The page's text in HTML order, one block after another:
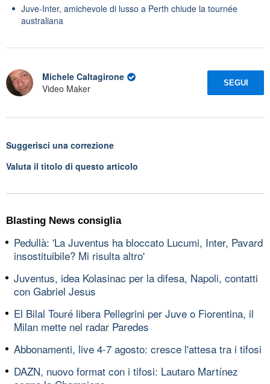
Juve-Inter, amichevole di lusso a Perth chiude la tournée
australiana
Michele Caltagirone
Video Maker
SEGUI
Suggerisci una correzione
Valuta il titolo di questo articolo
Blasting News consiglia
Pedullà: 'La Juventus ha bloccato Lucumi, Inter, Pavard
insostituibile? Mi risulta altro'
Juventus, idea Kolasinac per la difesa, Napoli, contatti
con Gabriel Jesus
El Bilal Touré libera Pellegrini per Juve o Fiorentina, il
Milan mette nel radar Paredes
Abbonamenti, live 4-7 agosto: cresce l'attesa tra i tifosi
DAZN, nuovo format con i tifosi: Lautaro Martínez